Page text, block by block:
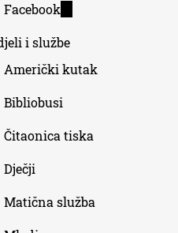
external)
Facebook
external)
i službe
Američki kutak
Bibliobusi
Čitaonica tiska
Dječji
Matična služba